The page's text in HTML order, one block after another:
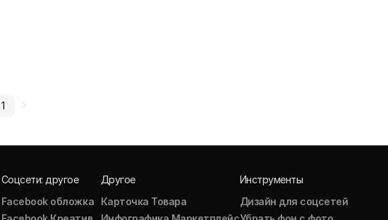
1
Соцсети: другое
Facebook обложка
Другое
Карточка Товара
Инструменты
Дизайн для соцсетей